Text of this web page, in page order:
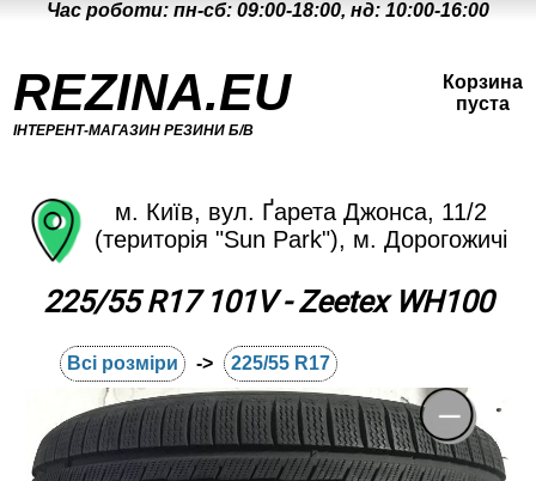
Час роботи: пн-сб: 09:00-18:00, нд: 10:00-16:00
REZINA.EU
ІНТЕРЕНТ-МАГАЗИН РЕЗИНИ Б/В
м. Київ, вул. Ґарета Джонса, 11/2
(територія "Sun Park"), м. Дорогожичі
Корзина
пуста
225/55 R17 101V - Zeetex WH100
Всі розміри -> 225/55 R17